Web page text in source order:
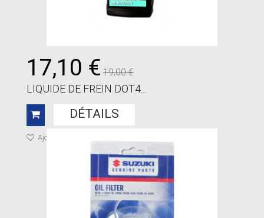
17,10 € 19,00 €
LIQUIDE DE FREIN DOT4...
DÉTAILS
Ajouter à ma liste de cadeaux